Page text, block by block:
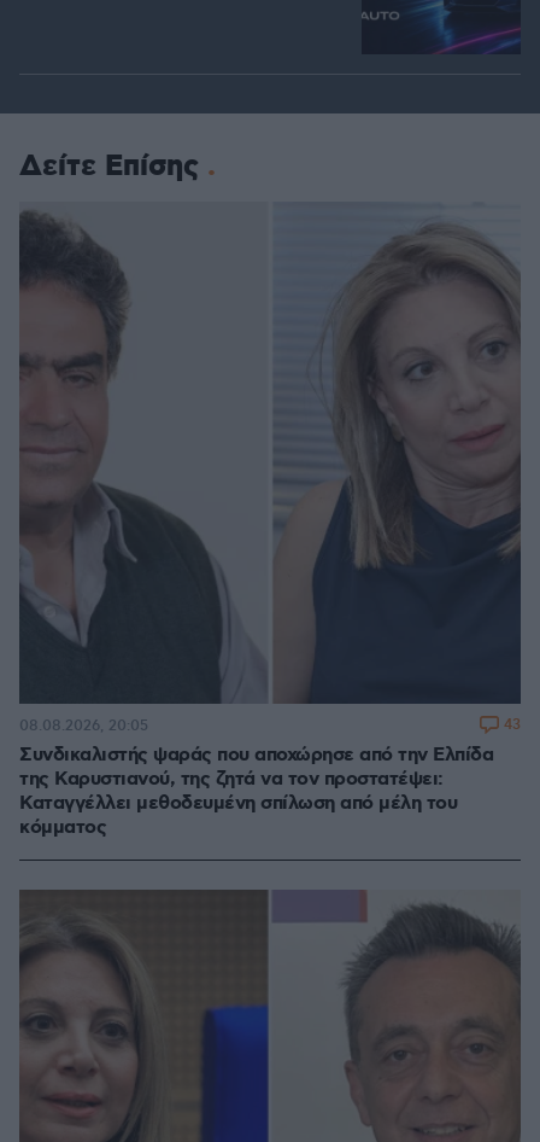
Δείτε Επίσης
Συνδικαλιστής ψαράς που αποχώρησε από την Ελπίδα
της Καρυστιανού, της ζητά να τον προστατέψει:
Καταγγέλλει μεθοδευμένη σπίλωση από μέλη του
κόμματος
08.08.2026, 20:05 43